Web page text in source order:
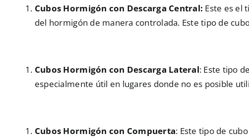
Cubos Hormigón con Descarga Central: Este es el
del hormigón de manera controlada. Este tipo de
Cubos Hormigón con Descarga Lateral: Este tipo
especialmente útil en lugares donde no es posible
Cubos Hormigón con Compuerta: Este tipo de